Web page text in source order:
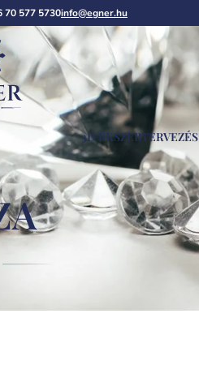
70 577 5730info@egner.hu
3D ÉKSZERTERVEZÉS